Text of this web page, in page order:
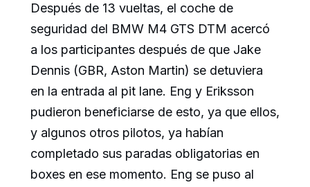
Después de 13 vueltas, el coche de
seguridad del BMW M4 GTS DTM acercó
a los participantes después de que Jake
Dennis (GBR, Aston Martin) se detuviera
en la entrada al pit lane. Eng y Eriksson
pudieron beneficiarse de esto, ya que ellos,
y algunos otros pilotos, ya habían
completado sus paradas obligatorias en
boxes en ese momento. Eng se puso al